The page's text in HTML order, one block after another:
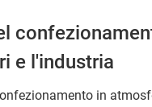
e l'industria
in